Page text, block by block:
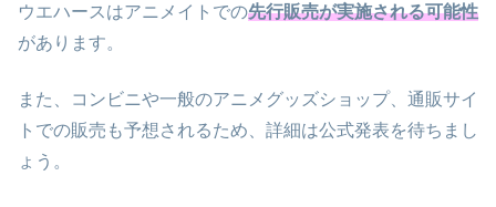
ウエハースはアニメイトでの先行販売が実施される可能性
があります。
また、コンビニや一般のアニメグッズショップ、通販サイ
トでの販売も予想されるため、詳細は公式発表を待ちまし
ょう。